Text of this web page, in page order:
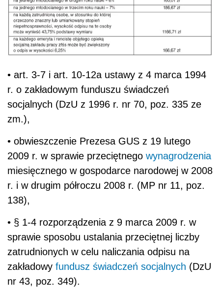
• art. 3-7 i art. 10-12a ustawy z 4 marca 1994
r. o zakładowym funduszu świadczeń
socjalnych (DzU z 1996 r. nr 70, poz. 335 ze
zm.),
• obwieszczenie Prezesa GUS z 19 lutego
2009 r. w sprawie przeciętnego wynagrodzenia
miesięcznego w gospodarce narodowej w 2008
r. i w drugim półroczu 2008 r. (MP nr 11, poz.
138),
• § 1-4 rozporządzenia z 9 marca 2009 r. w
sprawie sposobu ustalania przeciętnej liczby
zatrudnionych w celu naliczania odpisu na
zakładowy fundusz świadczeń socjalnych (DzU
nr 43, poz. 349).